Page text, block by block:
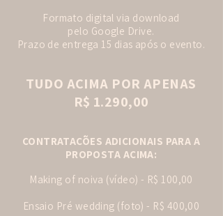
Formato digital via download
pelo Google Drive.
Prazo de entrega 15 dias após o evento.
TUDO ACIMA POR APENAS
R$ 1.290,00
CONTRATAÇÕES ADICIONAIS PARA A
PROPOSTA ACIMA:
Making of noiva (vídeo) - R$ 100,00
Ensaio Pré wedding (foto) - R$ 400,00